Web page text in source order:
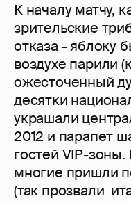
К началу матчу,
зрительские
отказа - яблоку
воздухе парили
ожесточенный
десятки
украшали
2012 и парапет
гостей VIP-
многие пришли
(так прозвали